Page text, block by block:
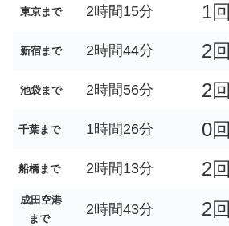
東京まで 2時間15分 1回
新宿まで 2時間44分 2回
池袋まで 2時間56分 2回
千葉まで 1時間26分 0回
船橋まで 2時間13分 2回
成田空港
まで
2時間43分 2回